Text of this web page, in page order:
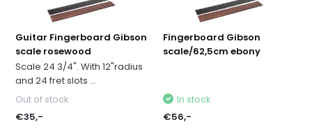
Guitar Fingerboard Gibson
scale rosewood
Scale 24 3/4". With 12"radius
and 24 fret slots ...
Out of stock
€35,-
Fingerboard Gibson
scale/62,5cm ebony
In stock
€56,-